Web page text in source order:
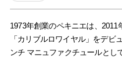
1973年創業のペキニエは、2011
「カリブルロワイヤル」をデビ
ンチ マニュファクチュールとし